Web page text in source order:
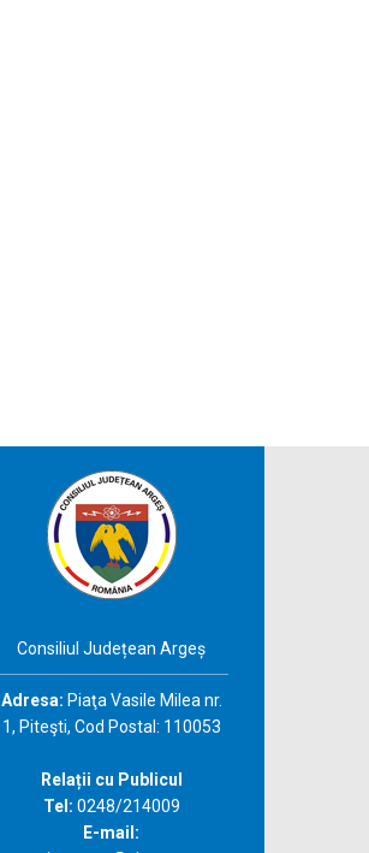
Consiliul Județean Argeș
Adresa: Piaţa Vasile Milea nr.
1, Piteşti, Cod Postal: 110053
Relații cu Publicul
Tel: 0248/214009
E-mail: